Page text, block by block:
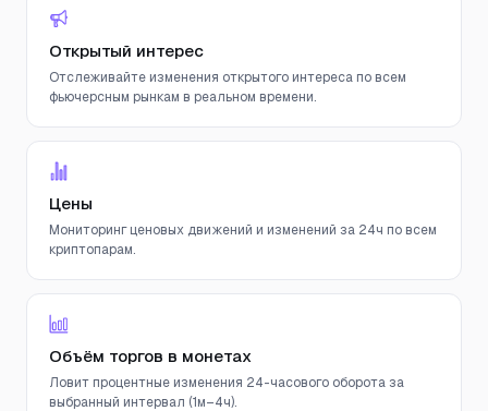
Открытый интерес
Отслеживайте изменения открытого интереса по всем
фьючерсным рынкам в реальном времени.
Цены
Мониторинг ценовых движений и изменений за 24ч по всем
криптопарам.
Объём торгов в монетах
Ловит процентные изменения 24-часового оборота за
выбранный интервал (1м–4ч).